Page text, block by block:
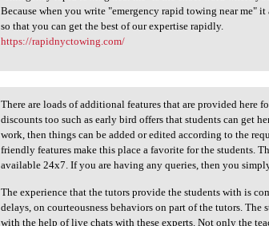
Because when you write "emergency rapid towing near me"
so that you can get the best of our expertise rapidly.
https://rapidnyctowing.com/
There are loads of additional
There are loads of additional features that are provided here
discounts too such as early bird offers that students can get
work, then things can be added or edited according to the
friendly features make this place a favorite for the students.
available 24x7. If you are having any queries, then you
The experience that the tutors provide the students with is
delays, on courteousness behaviors on part of the tutors.
with the help of live chats with these experts. Not only the